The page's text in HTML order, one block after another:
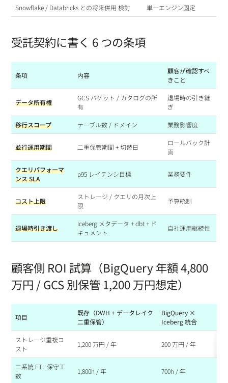
Snowflake / Databricks との将来併用 検討 単一エンジン固定
受託契約に書く 6 つの条項
条項 内容
顧客が確認すべ
きこと
データ所有権
GCS バケット / カタログの所
有
退場時の引き継
ぎ
移行スコープ テーブル数 / ドメイン 業務影響度
並行運用期間 二重保管期間 + 切替日
ロールバック計
画
クエリパフォーマ
ンス SLA
p95 レイテンシ目標 業務要件
コスト上限
ストレージ / クエリの月次上
限
予算統制
退場時引き渡し
Iceberg メタデータ + dbt + ド
キュメント
自社運用継続性
顧客側 ROI 試算（BigQuery 年額 4,800
万円 / GCS 別保管 1,200 万円想定）
項目
既存（DWH + データレイク
二重保管）
BigQuery ×
Iceberg 統合
ストレージ重複コ
スト
1,200 万円 / 年 200 万円 / 年
二系統 ETL 保守工
数
1,800h / 年 700h / 年